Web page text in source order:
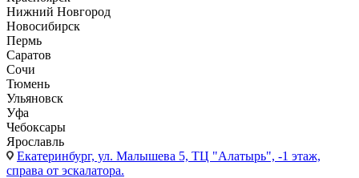
Нижний Новгород
Новосибирск
Пермь
Саратов
Сочи
Тюмень
Ульяновск
Уфа
Чебоксары
Ярославль
Екатеринбург, ул. Малышева 5, ТЦ "Алатырь", -1 этаж,
справа от эскалатора.